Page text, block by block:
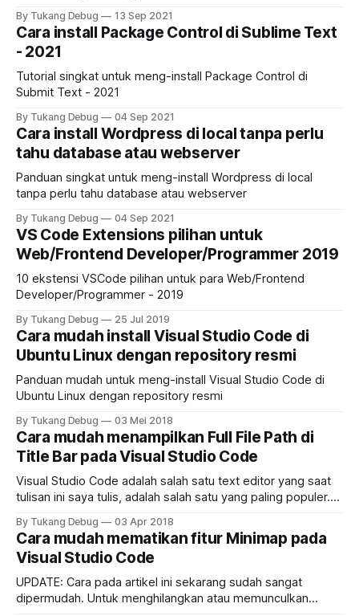
By Tukang Debug 13 Sep 2021
Cara install Package Control di Sublime Text
- 2021
Tutorial singkat untuk meng-install Package Control di
Submit Text - 2021
By Tukang Debug 04 Sep 2021
Cara install Wordpress di local tanpa perlu
tahu database atau webserver
Panduan singkat untuk meng-install Wordpress di local
tanpa perlu tahu database atau webserver
By Tukang Debug 04 Sep 2021
VS Code Extensions pilihan untuk
Web/Frontend Developer/Programmer 2019
10 ekstensi VSCode pilihan untuk para Web/Frontend
Developer/Programmer - 2019
By Tukang Debug 25 Jul 2019
Cara mudah install Visual Studio Code di
Ubuntu Linux dengan repository resmi
Panduan mudah untuk meng-install Visual Studio Code di
Ubuntu Linux dengan repository resmi
By Tukang Debug 03 Mei 2018
Cara mudah menampilkan Full File Path di
Title Bar pada Visual Studio Code
Visual Studio Code adalah salah satu text editor yang saat
tulisan ini saya tulis, adalah salah satu yang paling populer.
mungkin perlu disesuaikan dengan selera masing-masing.
Salah satunya adalah tidak adanya info full file path dari file
yang sedang kita buka dan fokus.
By Tukang Debug 03 Apr 2018
Cara mudah mematikan fitur Minimap pada
Visual Studio Code
UPDATE: Cara pada artikel ini sekarang sudah sangat
dipermudah. Untuk menghilangkan atau memunculkan